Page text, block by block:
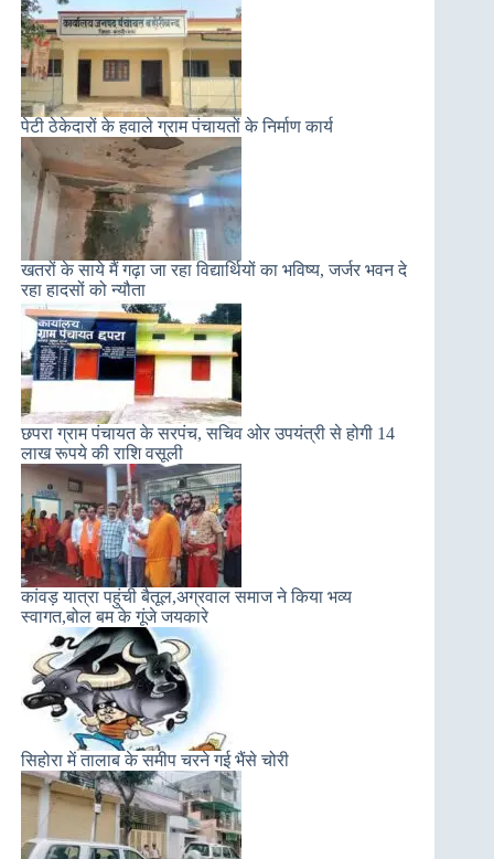
पेटी ठेकेदारों के हवाले ग्राम पंचायतों के निर्माण कार्य
खतरों के साये मैं गढ़ा जा रहा विद्यार्थियों का भविष्य, जर्जर भवन दे
रहा हादसों को न्यौता
छपरा ग्राम पंचायत के सरपंच, सचिव ओर उपयंत्री से होगी 14
लाख रूपये की राशि वसूली
कांवड़ यात्रा पहुंची बैतूल,अग्रवाल समाज ने किया भव्य
स्वागत,बोल बम के गूंजे जयकारे
सिहोरा में तालाब के समीप चरने गई भैंसे चोरी